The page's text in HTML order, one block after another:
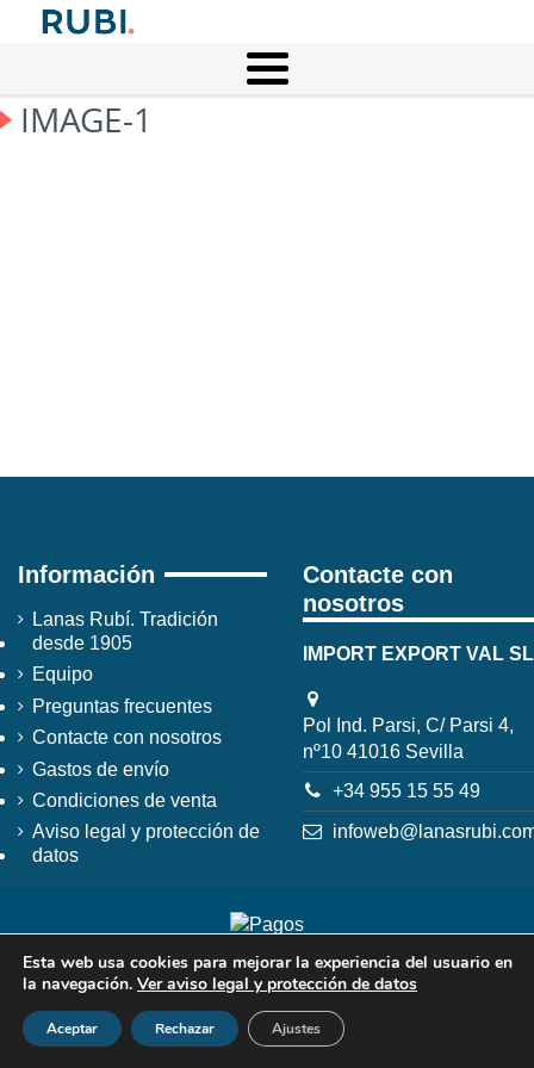
IMAGE-1
Información
Lanas Rubí. Tradición
desde 1905
Equipo
Preguntas frecuentes
Contacte con nosotros
Gastos de envío
Condiciones de venta
Aviso legal y protección de
datos
Contacte con
nosotros
IMPORT EXPORT VAL SL
Pol Ind. Parsi, C/ Parsi 4,
nº10 41016 Sevilla
+34 955 15 55 49
Esta web usa cookies para mejorar la experiencia del usuario en
la navegación. Ver aviso legal y protección de datos
Aceptar Rechazar Ajustes